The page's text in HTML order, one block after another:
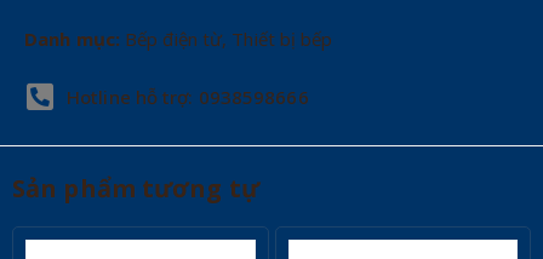
Danh mục: Bếp điện từ, Thiết bị bếp
Hotline hỗ trợ: 0938598666
Sản phẩm tương tự